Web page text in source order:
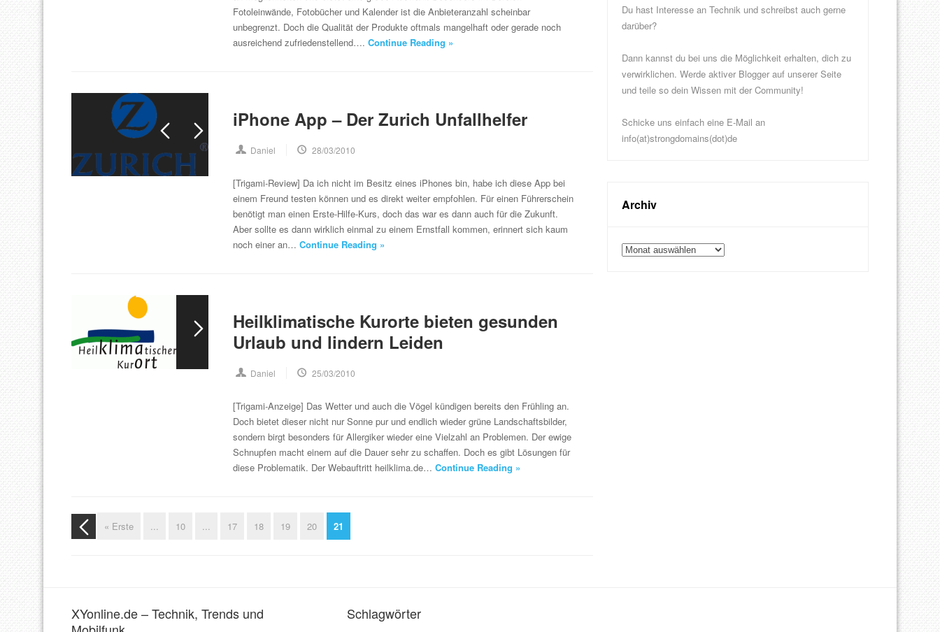
Fotoleinwände, Fotobücher und Kalender ist die Anbieteranzahl scheinbar
unbegrenzt. Doch die Qualität der Produkte oftmals mangelhaft oder gerade noch
ausreichend zufriedenstellend….Continue Reading »
iPhone App – Der Zurich Unfallhelfer
Daniel 28/03/2010
[Trigami-Review] Da ich nicht im Besitz eines iPhones bin, habe ich diese App bei
einem Freund testen können und es direkt weiter empfohlen. Für einen Führerschein
benötigt man einen Erste-Hilfe-Kurs, doch das war es dann auch für die Zukunft.
Aber sollte es dann wirklich einmal zu einem Ernstfall kommen, erinnert sich kaum
noch einer an…Continue Reading »
Heilklimatische Kurorte bieten gesunden
Urlaub und lindern Leiden
Daniel 25/03/2010
[Trigami-Anzeige] Das Wetter und auch die Vögel kündigen bereits den Frühling an.
Doch bietet dieser nicht nur Sonne pur und endlich wieder grüne Landschaftsbilder,
sondern birgt besonders für Allergiker wieder eine Vielzahl an Problemen. Der ewige
Schnupfen macht einem auf die Dauer sehr zu schaffen. Doch es gibt Lösungen für
diese Problematik. Der Webauftritt heilklima.de…Continue Reading »
« Erste ... 10 ... 17 18 19 20 21
Du hast Interesse an Technik und schreibst auch gerne
darüber?
Dann kannst du bei uns die Möglichkeit erhalten, dich zu
verwirklichen. Werde aktiver Blogger auf unserer Seite
und teile so dein Wissen mit der Community!
Schicke uns einfach eine E-Mail an
info(at)strongdomains(dot)de
Archiv
Archiv
XYonline.de – Technik, Trends und
Schlagwörter